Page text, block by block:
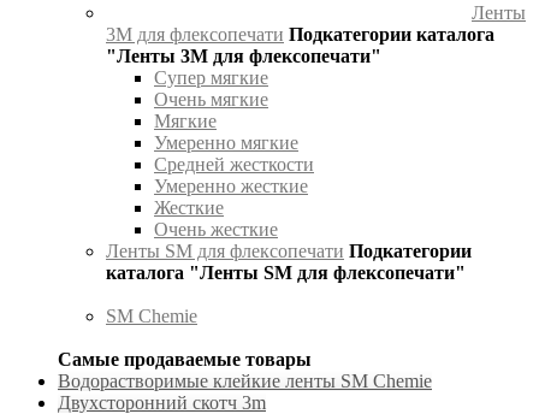
Ленты
3М для флексопечати Подкатегории каталога
"Ленты 3М для флексопечати"
Супер мягкие
Очень мягкие
Мягкие
Умеренно мягкие
Средней жесткости
Умеренно жесткие
Жесткие
Очень жесткие
Ленты SM для флексопечати Подкатегории
каталога "Ленты SM для флексопечати"
SM Chemie
Самые продаваемые товары
Водорастворимые клейкие ленты SM Chemie
Двухсторонний скотч 3m